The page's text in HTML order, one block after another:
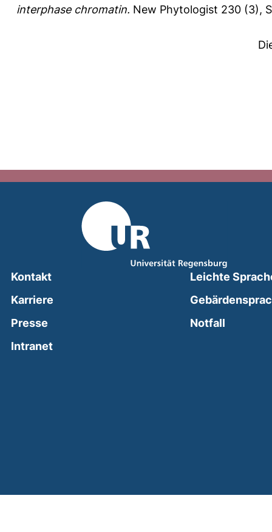
interphase chromatin. New Phytologist 230 (3),
Kontakt
Karriere
Presse
Intranet(external link, opens in a new window)
Leichte
Notfall